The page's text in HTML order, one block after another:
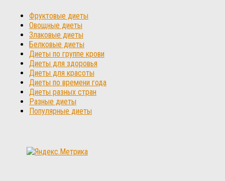
Фруктовые диеты
Овощные диеты
Злаковые диеты
Белковые диеты
Диеты по группе крови
Диеты для здоровья
Диеты для красоты
Диеты по времени года
Диеты разных стран
Разные диеты
Популярные диеты